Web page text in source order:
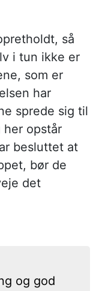
så
i tun ikke er
som er
har
sprede sig til
opstår
besluttet at
bør de
det
og god